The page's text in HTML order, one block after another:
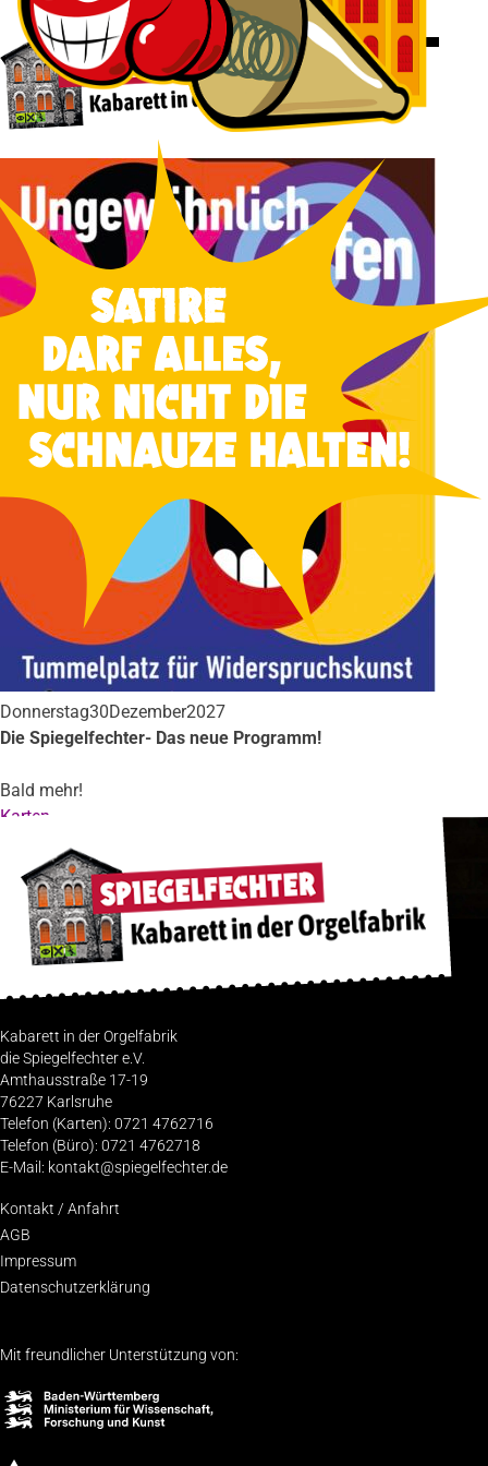
Donnerstag30Dezember2027
Die Spiegelfechter- Das neue Programm!
Bald mehr!
Karten
Kabarett in der Orgelfabrik
die Spiegelfechter e.V.
Amthausstraße 17-19
76227 Karlsruhe
Telefon (Karten): 0721 4762716
Telefon (Büro): 0721 4762718
E-Mail: kontakt@spiegelfechter.de
Kon­takt / Anfahrt
AGB
Impres­sum
Daten­schutz­er­klä­rung
Mit freundlicher Unterstützung von: